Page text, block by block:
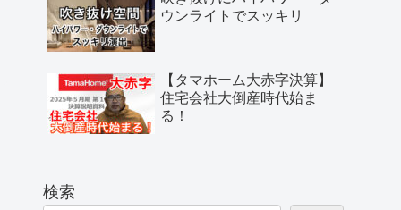
ウンライトでスッキリ
【タマホーム大赤字決算】
住宅会社大倒産時代始ま
る！
検索